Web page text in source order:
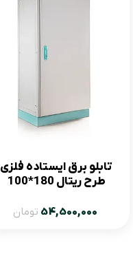
تابلو برق ایستاده فلزی
طرح ریتال 180*100
54,500,000 تومان